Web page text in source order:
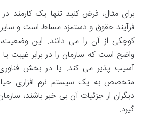
برای مثال، فرض کنید تنها یک کارمند
فرآیند حقوق و دستمزد مسلط است و
کوچکی از آن را می دانند. این
واضح است که سازمان را در برابر غیبت
آسیب پذیر می کند. یا در بخش فناوری
متخصص به یک سیستم نرم افزاری
دیگران از جزئیات آن بی خبر باشند،
گیرد.